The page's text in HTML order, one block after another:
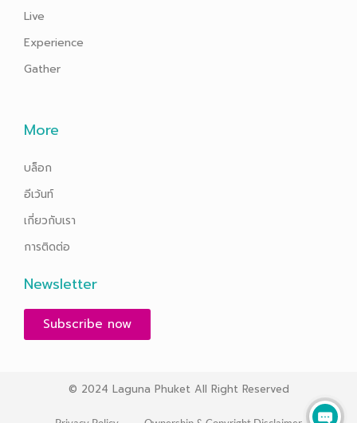
Live
Experience
Gather
More
บล็อก
อีเว้นท์
เกี่ยวกับเรา
การติดต่อ
Newsletter
Subscribe now
© 2024 Laguna Phuket All Right Reserved